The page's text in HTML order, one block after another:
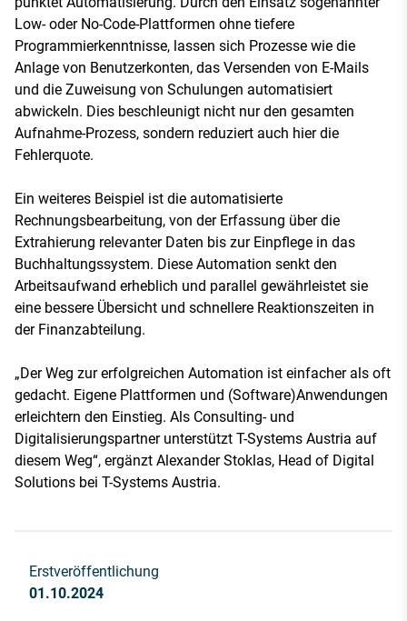
Low- oder No-Code-Plattformen ohne tiefere
Programmierkenntnisse, lassen sich Prozesse wie die
Anlage von Benutzerkonten, das Versenden von E-Mails
und die Zuweisung von Schulungen automatisiert
abwickeln. Dies beschleunigt nicht nur den gesamten
Aufnahme-Prozess, sondern reduziert auch hier die
Fehlerquote.
Ein weiteres Beispiel ist die automatisierte
Rechnungsbearbeitung, von der Erfassung über die
Extrahierung relevanter Daten bis zur Einpflege in das
Buchhaltungssystem. Diese Automation senkt den
Arbeitsaufwand erheblich und parallel gewährleistet sie
eine bessere Übersicht und schnellere Reaktionszeiten in
der Finanzabteilung.
„Der Weg zur erfolgreichen Automation ist einfacher als oft
gedacht. Eigene Plattformen und (Software)Anwendungen
erleichtern den Einstieg. Als Consulting- und
Digitalisierungspartner unterstützt T-Systems Austria auf
diesem Weg“, ergänzt Alexander Stoklas, Head of Digital
Solutions bei T-Systems Austria.
Erstveröffentlichung
01.10.2024